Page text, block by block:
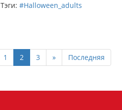
Тэги: #Halloween_adults
1 2 3 » Последняя